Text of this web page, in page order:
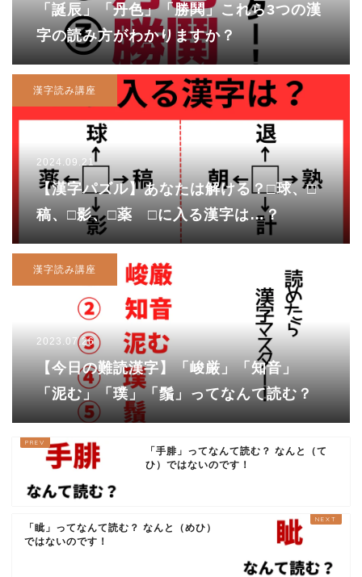
「誕辰」「丹色」「勝鬨」これら3つの漢
字の読み方がわかりますか？
漢字読み講座
2024.09.21
【漢字パズル】あなたは解ける？□球、□
稿、□影、□薬 □に入る漢字は…？
漢字読み講座
2023.07.26
【今日の難読漢字】「峻厳」「知音」
「泥む」「璞」「鬚」ってなんて読む？
「手腓」ってなんて読む？ なんと（て
ひ）ではないのです！
「眦」ってなんて読む？ なんと（めひ）
ではないのです！